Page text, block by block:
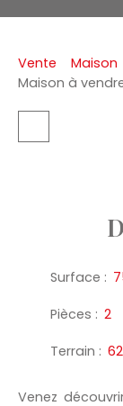
Vente Maison
Maison à
Surface :
Pièces : 2
Terrain :
Venez